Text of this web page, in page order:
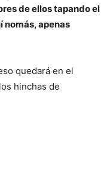
de ellos tapando el
nomás, apenas
quedará en el
hinchas de